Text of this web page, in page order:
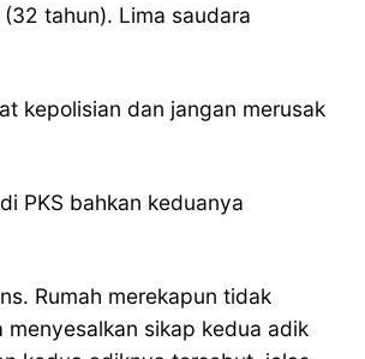
tahun). Lima saudara
kepolisian dan jangan merusak
PKS bahkan keduanya
Rumah merekapun tidak
sikap kedua adik